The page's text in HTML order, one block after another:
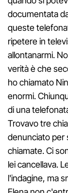
documentata
queste
ripetere in
allontanarmi.
verità è che
ho chiamato
enormi.
di una
Trovavo tre
denunciato per
chiamate. Ci
lei cancellava.
l'indagine, ma